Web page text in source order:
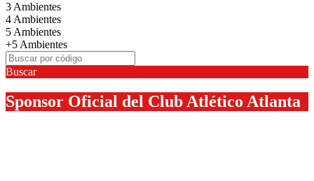
3 Ambientes
4 Ambientes
5 Ambientes
+5 Ambientes
Buscar
Sponsor Oficial del Club Atlético Atlanta